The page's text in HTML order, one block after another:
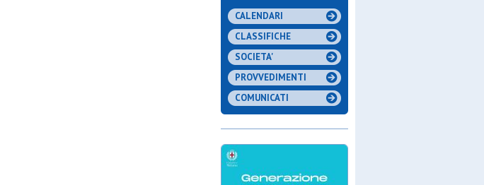
CALENDARI
CLASSIFICHE
SOCIETA'
PROVVEDIMENTI
COMUNICATI